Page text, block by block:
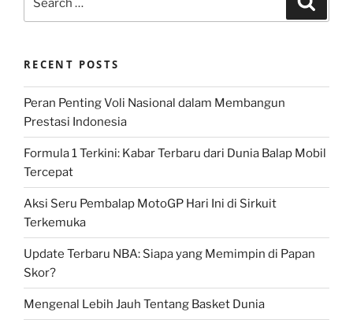
RECENT POSTS
Peran Penting Voli Nasional dalam Membangun
Prestasi Indonesia
Formula 1 Terkini: Kabar Terbaru dari Dunia Balap Mobil
Tercepat
Aksi Seru Pembalap MotoGP Hari Ini di Sirkuit
Terkemuka
Update Terbaru NBA: Siapa yang Memimpin di Papan
Skor?
Mengenal Lebih Jauh Tentang Basket Dunia